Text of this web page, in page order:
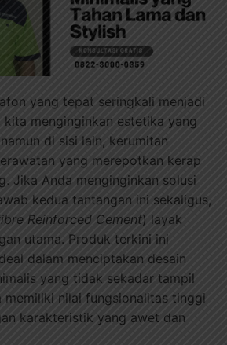
yang tepat seringkali menjadi
kita menginginkan estetika yang
di sisi lain, kerumitan
yang merepotkan kerap
Jika Anda menginginkan solusi
kedua tantangan ini sekaligus,
Reinforced Cement) layak
utama. Produk terkini ini
dalam menciptakan desain
yang tidak sekadar tampil
memiliki nilai fungsionalitas tinggi
karakteristik yang awet dan